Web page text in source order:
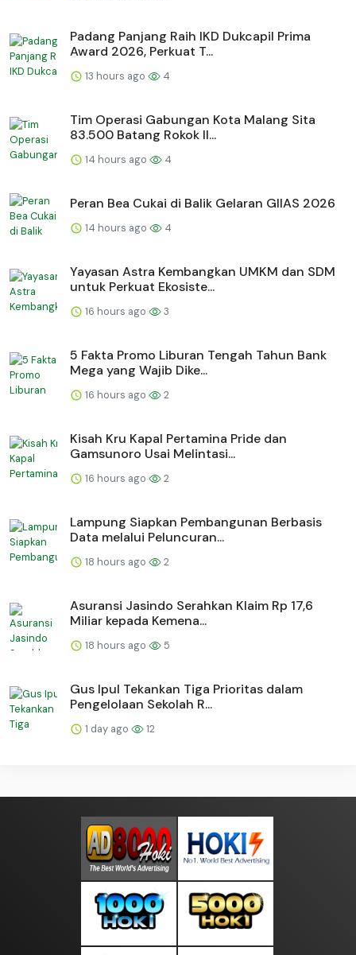
Padang Panjang Raih IKD Dukcapil Prima
Award 2026, Perkuat T...
13 hours ago 4
Tim Operasi Gabungan Kota Malang Sita
83.500 Batang Rokok Il...
14 hours ago 4
Peran Bea Cukai di Balik Gelaran GIIAS 2026
14 hours ago 4
Yayasan Astra Kembangkan UMKM dan SDM
untuk Perkuat Ekosiste...
16 hours ago 3
5 Fakta Promo Liburan Tengah Tahun Bank
Mega yang Wajib Dike...
16 hours ago 2
Kisah Kru Kapal Pertamina Pride dan
Gamsunoro Usai Melintasi...
16 hours ago 2
Lampung Siapkan Pembangunan Berbasis
Data melalui Peluncuran...
18 hours ago 2
Asuransi Jasindo Serahkan Klaim Rp 17,6
Miliar kepada Kemena...
18 hours ago 5
Gus Ipul Tekankan Tiga Prioritas dalam
Pengelolaan Sekolah R...
1 day ago 12